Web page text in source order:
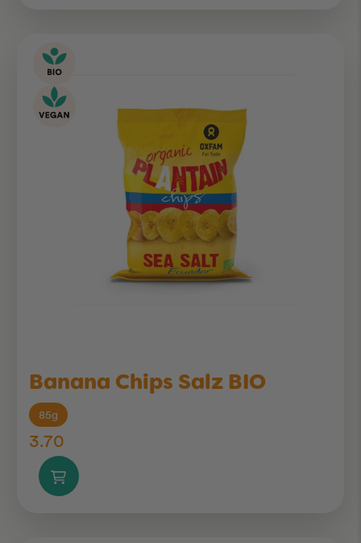
Banana Chips Salz BIO
85g
3.70